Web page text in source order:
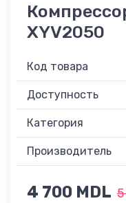
XYV2050
Код товара
Доступность
Категория
Производитель
4 700 MDL